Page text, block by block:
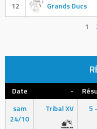
12
Grands Ducs
1
Date -
sam
24/10
Tribal XV 5